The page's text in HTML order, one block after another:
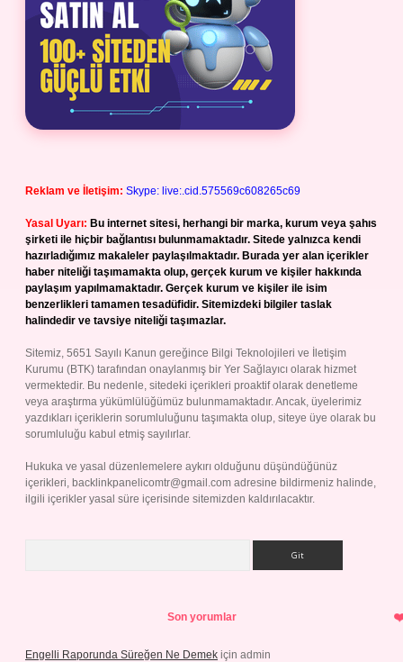
Reklam ve İletişim: Skype: live:.cid.575569c608265c69
Yasal Uyarı: Bu internet sitesi, herhangi bir marka, kurum veya şahıs
şirketi ile hiçbir bağlantısı bulunmamaktadır. Sitede yalnızca kendi
hazırladığımız makaleler paylaşılmaktadır. Burada yer alan içerikler
haber niteliği taşımamakta olup, gerçek kurum ve kişiler hakkında
paylaşım yapılmamaktadır. Gerçek kurum ve kişiler ile isim
benzerlikleri tamamen tesadüfidir. Sitemizdeki bilgiler taslak
halindedir ve tavsiye niteliği taşımazlar.
Sitemiz, 5651 Sayılı Kanun gereğince Bilgi Teknolojileri ve İletişim
Kurumu (BTK) tarafından onaylanmış bir Yer Sağlayıcı olarak hizmet
vermektedir. Bu nedenle, sitedeki içerikleri proaktif olarak denetleme
veya araştırma yükümlülüğümüz bulunmamaktadır. Ancak, üyelerimiz
yazdıkları içeriklerin sorumluluğunu taşımakta olup, siteye üye olarak bu
sorumluluğu kabul etmiş sayılırlar.
Hukuka ve yasal düzenlemelere aykırı olduğunu düşündüğünüz
içerikleri, backlinkpanelicomtr@gmail.com adresine bildirmeniz halinde,
ilgili içerikler yasal süre içerisinde sitemizden kaldırılacaktır.
Son yorumlar
Engelli Raporunda Süreğen Ne Demek için admin